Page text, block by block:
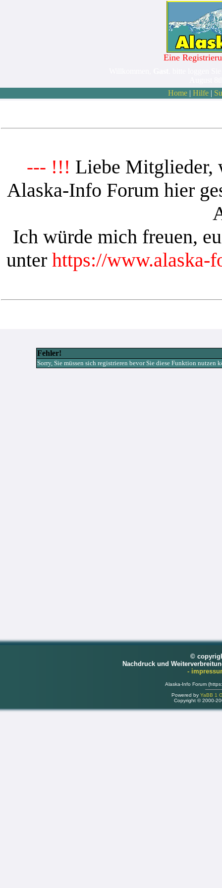
Eine
Home| Hilfe|
--- !!! Liebe Mitglieder,
Alaska-Info Forum hier
Ich würde mich freuen,
unter https://www.alaska-
Fehler!
Sorry, Sie müssen sich registrieren bevor Sie diese Funktion nutzen
©
Nachdruck und
-
Alaska-Info Forum
Powered by YaBB 1
Copyright © 2000-